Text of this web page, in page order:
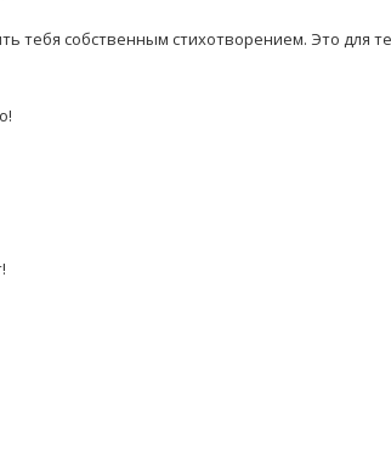
тебя собственным стихотворением. Это для